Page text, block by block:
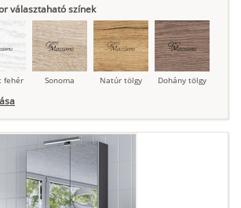
választaható színek
fehér Sonoma Natúr tölgy Dohány tölgy